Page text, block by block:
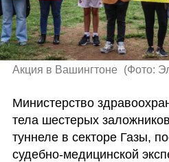
Акция в Вашингтоне (Фото:
Министерство
тела шестерых
туннеле в секторе Газы,
судебно-медицинской